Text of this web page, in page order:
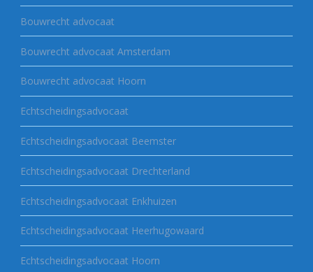
Bouwrecht advocaat
Bouwrecht advocaat Amsterdam
Bouwrecht advocaat Hoorn
Echtscheidingsadvocaat
Echtscheidingsadvocaat Beemster
Echtscheidingsadvocaat Drechterland
Echtscheidingsadvocaat Enkhuizen
Echtscheidingsadvocaat Heerhugowaard
Echtscheidingsadvocaat Hoorn